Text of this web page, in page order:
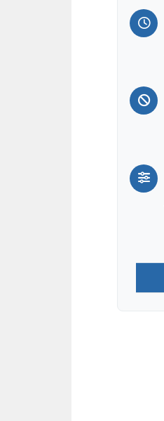
« Une…